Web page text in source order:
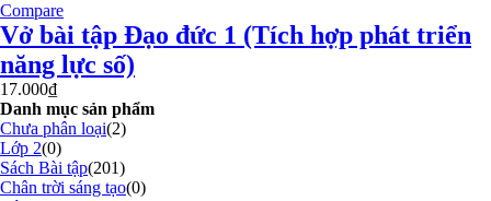
Compare
Vở bài tập Đạo đức 1 (Tích hợp phát triển
năng lực số)
17.000₫
Danh mục sản phẩm
Chưa phân loại(2)
Lớp 2(0)
Sách Bài tập(201)
Chân trời sáng tạo(0)